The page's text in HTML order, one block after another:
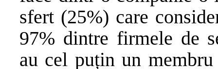
sfert (25%) care
97% dintre firmele de
au cel puțin un